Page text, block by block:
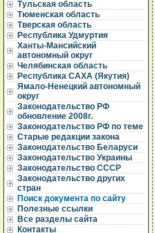
Тульская область
Тюменская область
Тверская область
Республика Удмуртия
Ханты-Мансийский
автономный округ
Челябинская область
Республика САХА (Якутия)
Ямало-Ненецкий автономный
округ
Законодательство РФ
обновление 2008г.
Законодательство РФ по теме
Старые редакции закона
Законодательство Беларуси
Законодательство Украины
Законодательство СССР
Законодательство других
стран
Поиск документа по сайту
Полезные ссылки
Все разделы сайта
Контакты